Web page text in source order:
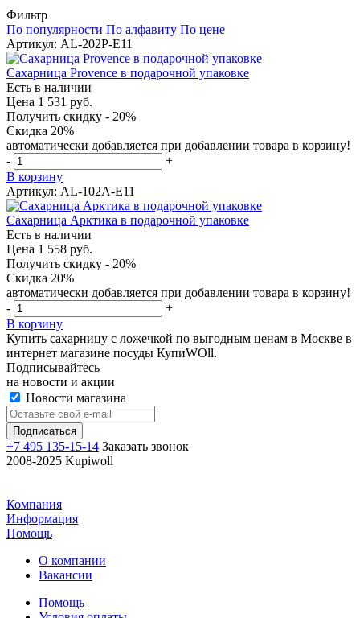
Фильтр
По популярности По алфавиту По цене
Артикул: AL-202P-E11
Сахарница Provence в подарочной упаковке
Есть в наличии
Цена 1 531 руб.
Получить скидку - 20%
Скидка 20%
автоматически добавляется при добавлении товара в корзину!
-
+
В корзину
Артикул: AL-102A-E11
Сахарница Арктика в подарочной упаковке
Есть в наличии
Цена 1 558 руб.
Получить скидку - 20%
Скидка 20%
автоматически добавляется при добавлении товара в корзину!
-
+
В корзину
Купить сахарницу с ложечкой по выгодным ценам в Москве в
интернет магазине посуды КупиWOll.
Подписывайтесь
на новости и акции
Новости магазина
+7 495 135-15-14 Заказать звонок
2008-2025 Kupiwoll
Компания
Информация
Помощь
О компании
Вакансии
Помощь